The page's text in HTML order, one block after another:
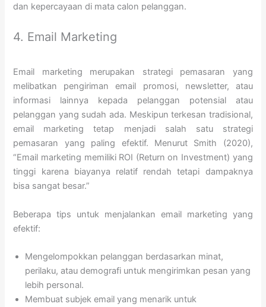
dan kepercayaan di mata calon pelanggan.
4. Email Marketing
Email marketing merupakan strategi pemasaran yang
melibatkan pengiriman email promosi, newsletter, atau
informasi lainnya kepada pelanggan potensial atau
pelanggan yang sudah ada. Meskipun terkesan tradisional,
email marketing tetap menjadi salah satu strategi
pemasaran yang paling efektif. Menurut Smith (2020),
“Email marketing memiliki ROI (Return on Investment) yang
tinggi karena biayanya relatif rendah tetapi dampaknya
bisa sangat besar.”
Beberapa tips untuk menjalankan email marketing yang
efektif:
Mengelompokkan pelanggan berdasarkan minat,
perilaku, atau demografi untuk mengirimkan pesan yang
lebih personal.
Membuat subjek email yang menarik untuk